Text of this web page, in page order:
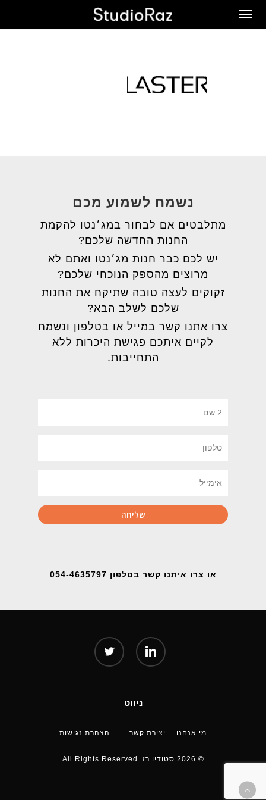
Skip
נשמח לשמוע מכם
מתלבטים אם לבחור במג׳נטו להקמת
החנות החדשה שלכם?
יש לכם כבר חנות מג׳נטו ואתם לא
מרוצים מהספק הנוכחי שלכם?
זקוקים לעצה טובה שתיקח את החנות
שלכם לשלב הבא?
צרו אתנו קשר במייל או בטלפון ונשמח
לקיים איתכם פגישת היכרות ללא
התחייבות.
או צרו איתנו קשר בטלפון 054-4635797
twitter linkedin
ניווט
מי אנחנו יצירת קשר הצהרת נגישות
© 2026 סטודיו רז. All Rights Reserved